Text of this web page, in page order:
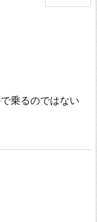
乗るのではない